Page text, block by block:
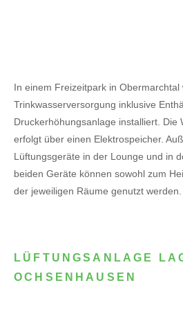
In einem Freizeitpark in Obermarchtal
Trinkwasserversorgung inklusive
Druckerhöhungsanlage installiert. Die
erfolgt über einen Elektrospeicher.
Lüftungsgeräte in der Lounge und in
beiden Geräte können sowohl zum
der jeweiligen Räume genutzt werden.
LÜFTUNGSANLAGE
OCHSENHAUSEN